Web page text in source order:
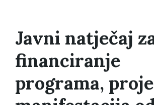
Javni natječaj
financiranje
programa,